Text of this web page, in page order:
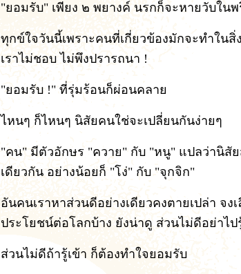
"ยอมรับ" เพียง ๒ พยางค์ นรกก็จะหายวับใน
ทุกข์ใจวันนี้เพราะคนที่เกี่ยวข้องมักจะทำในสิ่
เราไม่ชอบ ไม่พึงปรารถนา !
"ยอมรับ !" ที่รุ่มร้อนก็ผ่อนคลาย
ไหนๆ ก็ไหนๆ นิสัยคนใช่จะเปลี่ยนกันง่ายๆ
"คน" มีตัวอักษร "ควาย" กับ "หนู" แปลว่านิสั
เดียวกัน อย่างน้อยก็ "โง่" กับ "จุกจิก"
อันคนเราหาส่วนดีอย่างเดียวคงตายเปล่า จง
ประโยชน์ต่อโลกบ้าง ยังน่าดู ส่วนไม่ดีอย่าไป
ส่วนไม่ดีถ้ารู้เข้า ก็ต้องทำใจยอมรับ